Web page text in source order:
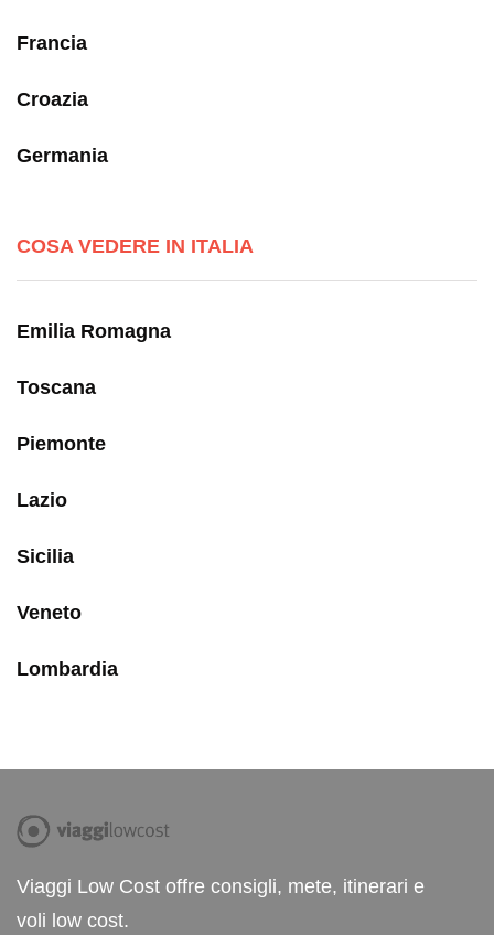
Francia
Croazia
Germania
COSA VEDERE IN ITALIA
Emilia Romagna
Toscana
Piemonte
Lazio
Sicilia
Veneto
Lombardia
Viaggi Low Cost offre consigli, mete, itinerari e
voli low cost.